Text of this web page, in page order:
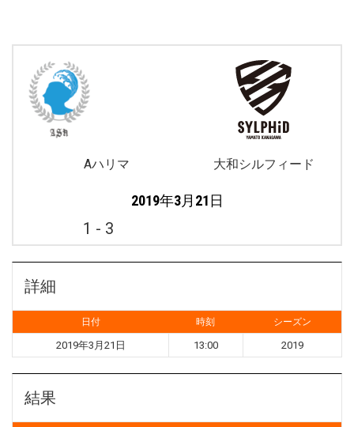
Aハリマ 大和シルフィード
2019年3月21日
1 - 3
詳細
日付 時刻 シーズン
2019年3月21日 13:00 2019
結果